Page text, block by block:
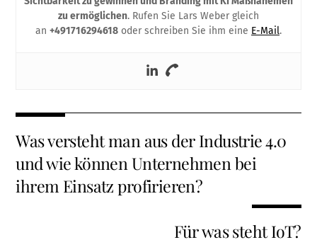
zu ermöglichen. Rufen Sie Lars Weber gleich
an +491716294618 oder schreiben Sie ihm eine E-Mail.
Was versteht man aus der Industrie 4.0
und wie können Unternehmen bei
ihrem Einsatz profirieren?
Für was steht IoT?